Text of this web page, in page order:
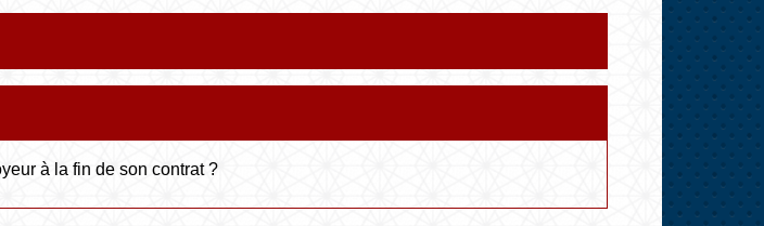
à la fin de son contrat ?